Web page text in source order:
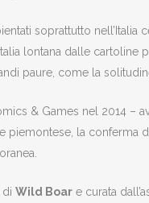
soprattutto nell’Italia
lontana dalle cartoline
paure, come la
& Games nel 2014 –
piemontese, la conferma
di Wild Boar e curata